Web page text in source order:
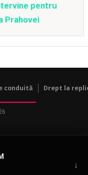
↓
pentru
Prahovei
conduită Drept la